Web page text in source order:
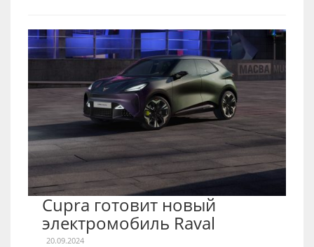
Cupra готовит новый
электромобиль Raval
20.09.2024